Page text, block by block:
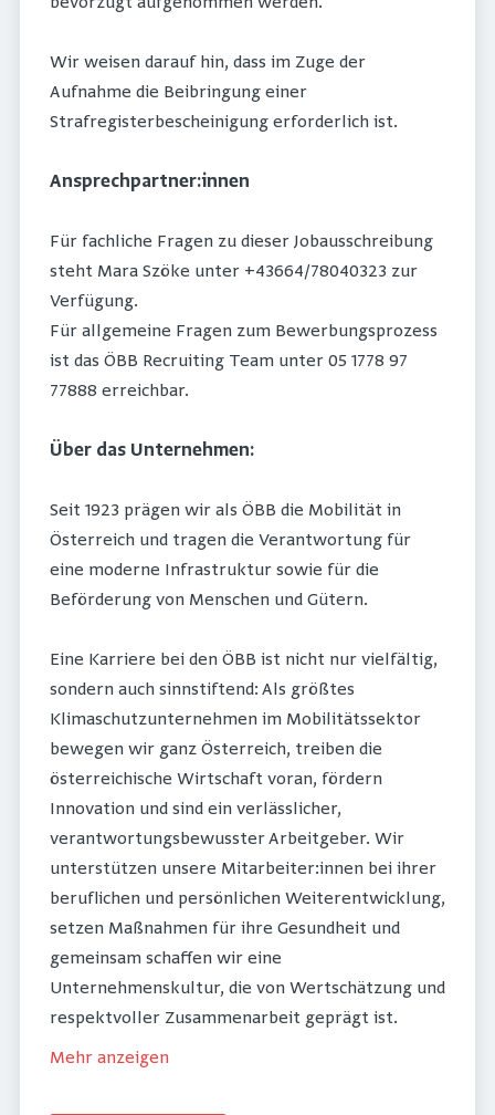
Wir weisen darauf hin, dass im Zuge der
Aufnahme die Beibringung einer
Strafregisterbescheinigung erforderlich ist.
Ansprechpartner:innen
Für fachliche Fragen zu dieser Jobausschreibung
steht Mara Szöke unter +43664/78040323 zur
Verfügung.
Für allgemeine Fragen zum Bewerbungsprozess
ist das ÖBB Recruiting Team unter 05 1778 97
77888 erreichbar.
Über das Unternehmen:
Seit 1923 prägen wir als ÖBB die Mobilität in
Österreich und tragen die Verantwortung für
eine moderne Infrastruktur sowie für die
Beförderung von Menschen und Gütern.
Eine Karriere bei den ÖBB ist nicht nur vielfältig,
sondern auch sinnstiftend: Als größtes
Klimaschutzunternehmen im Mobilitätssektor
bewegen wir ganz Österreich, treiben die
österreichische Wirtschaft voran, fördern
Innovation und sind ein verlässlicher,
verantwortungsbewusster Arbeitgeber. Wir
unterstützen unsere Mitarbeiter:innen bei ihrer
beruflichen und persönlichen Weiterentwicklung,
setzen Maßnahmen für ihre Gesundheit und
gemeinsam schaffen wir eine
Unternehmenskultur, die von Wertschätzung und
respektvoller Zusammenarbeit geprägt ist.
Mehr anzeigen